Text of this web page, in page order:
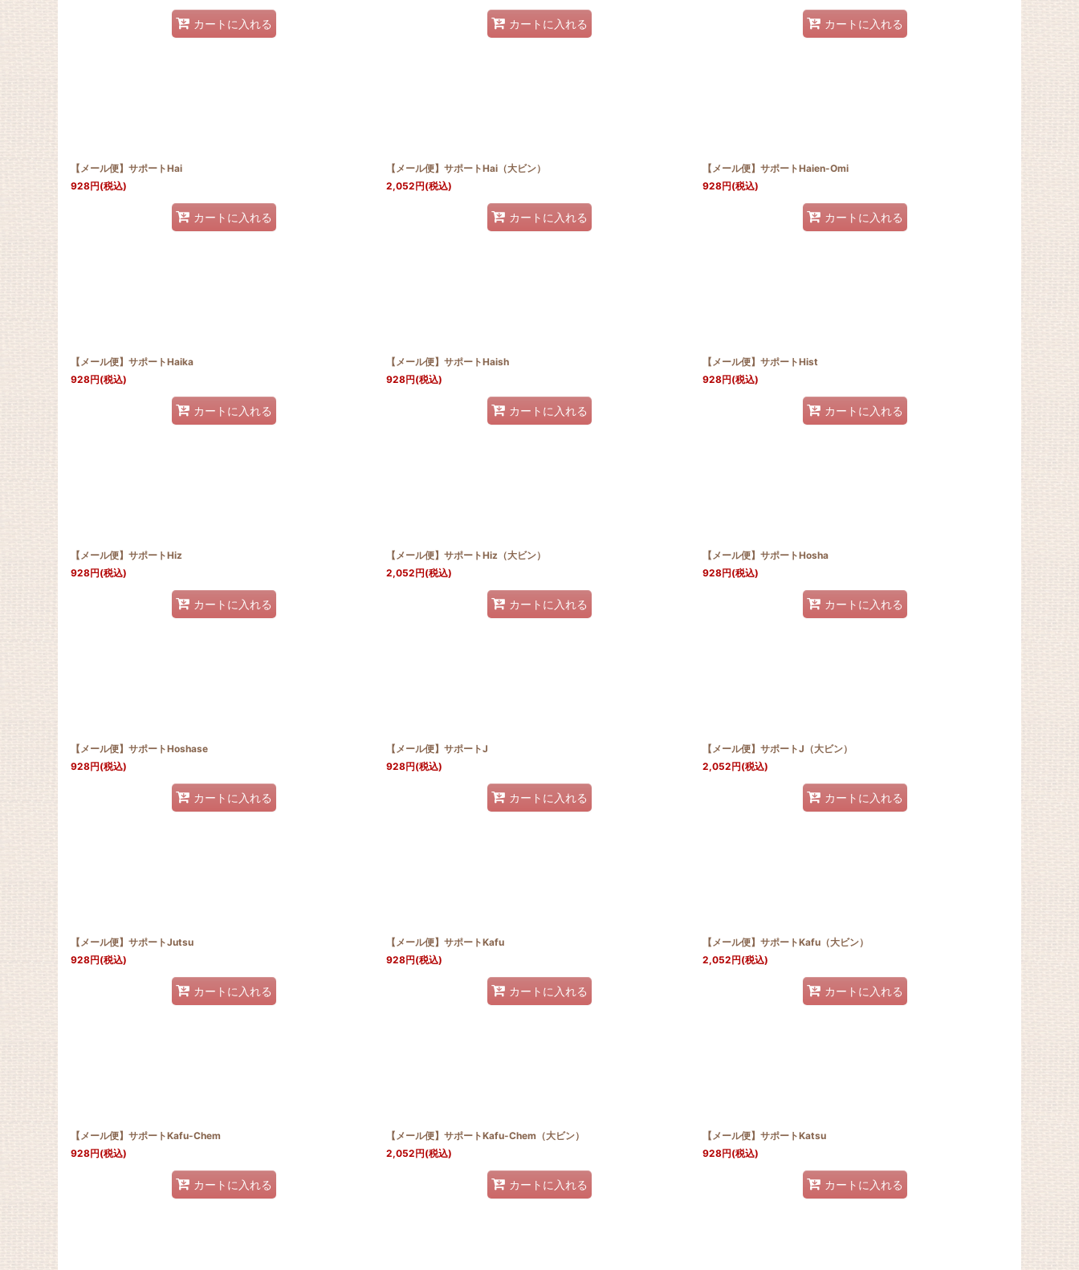
カートに入れる カートに入れる カートに入れる
【メール便】サポートHai
928円(税込)
カートに入れる
【メール便】サポートHai（大ビン）
2,052円(税込)
カートに入れる
【メール便】サポートHaien-Omi
928円(税込)
カートに入れる
【メール便】サポートHaika
928円(税込)
カートに入れる
【メール便】サポートHaish
928円(税込)
カートに入れる
【メール便】サポートHist
928円(税込)
カートに入れる
【メール便】サポートHiz
928円(税込)
カートに入れる
【メール便】サポートHiz（大ビン）
2,052円(税込)
カートに入れる
【メール便】サポートHosha
928円(税込)
カートに入れる
【メール便】サポートHoshase
928円(税込)
カートに入れる
【メール便】サポートJ
928円(税込)
カートに入れる
【メール便】サポートJ（大ビン）
2,052円(税込)
カートに入れる
【メール便】サポートJutsu
928円(税込)
カートに入れる
【メール便】サポートKafu
928円(税込)
カートに入れる
【メール便】サポートKafu（大ビン）
2,052円(税込)
カートに入れる
【メール便】サポートKafu-Chem
928円(税込)
カートに入れる
【メール便】サポートKafu-Chem（大ビン）
2,052円(税込)
カートに入れる
【メール便】サポートKatsu
928円(税込)
カートに入れる